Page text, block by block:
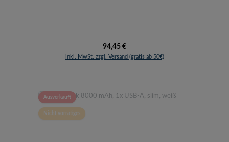
Regulärer Preis:
94,45 €
inkl. MwSt. zzgl. Versand (gratis ab 50€)
Ausverkauft
Nicht vorrätiges